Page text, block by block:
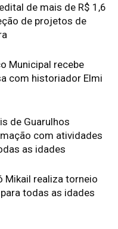
de mais de R$ 1,6
de projetos de
Municipal recebe
com historiador Elmi
de Guarulhos
com atividades
as idades
Mikail realiza torneio
todas as idades